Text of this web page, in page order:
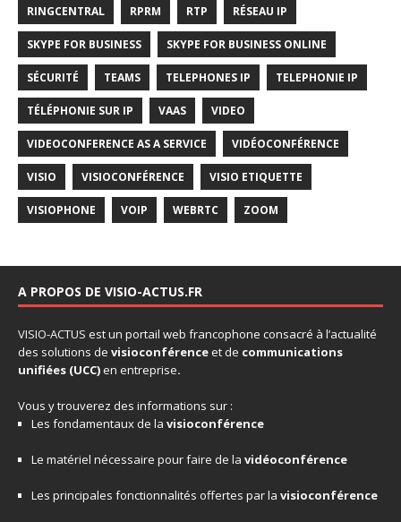
RINGCENTRAL RPRM RTP RÉSEAU IP
SKYPE FOR BUSINESS SKYPE FOR BUSINESS ONLINE
SÉCURITÉ TEAMS TELEPHONES IP TELEPHONIE IP
TÉLÉPHONIE SUR IP VAAS VIDEO
VIDEOCONFERENCE AS A SERVICE VIDÉOCONFÉRENCE
VISIO VISIOCONFÉRENCE VISIO ETIQUETTE
VISIOPHONE VOIP WEBRTC ZOOM
A PROPOS DE VISIO-ACTUS.FR
VISIO-ACTUS est un portail web francophone consacré à l’actualité
des solutions de visioconférenceet de communications
unifiées (UCC)en entreprise.
Vous y trouverez des informations sur :
Les fondamentaux de la visioconférence
Le matériel nécessaire pour faire de la vidéoconférence
Les principales fonctionnalités offertes par la visioconférence